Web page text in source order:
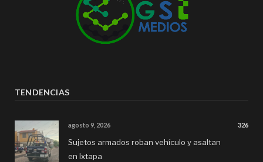
TENDENCIAS
agosto 9, 2026 326
Sujetos armados roban vehículo y asaltan
en Ixtapa